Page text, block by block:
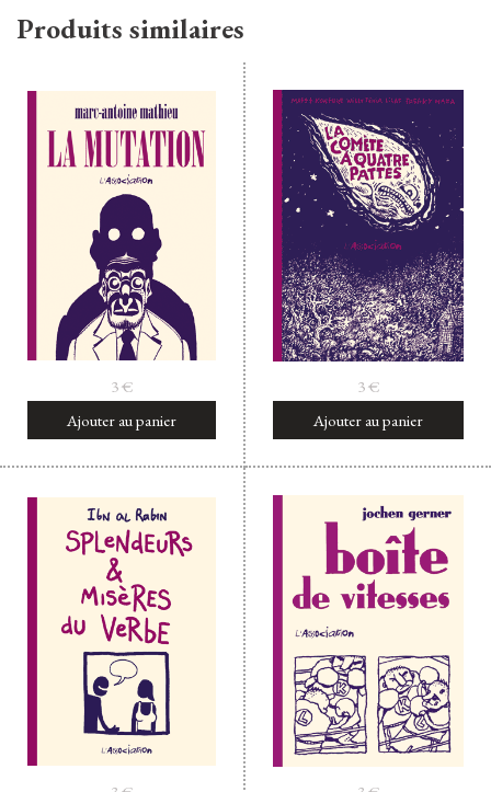
Produits similaires
3€
Ajouter au panier
3€
Ajouter au panier